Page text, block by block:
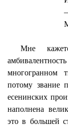
Мне
многогранном
потому звание
есенинских
наполнена
это в большей